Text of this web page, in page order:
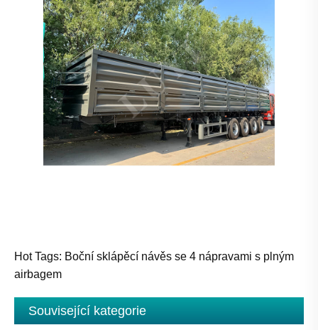
Hot Tags: Boční sklápěcí návěs se 4 nápravami s plným
airbagem
Související kategorie